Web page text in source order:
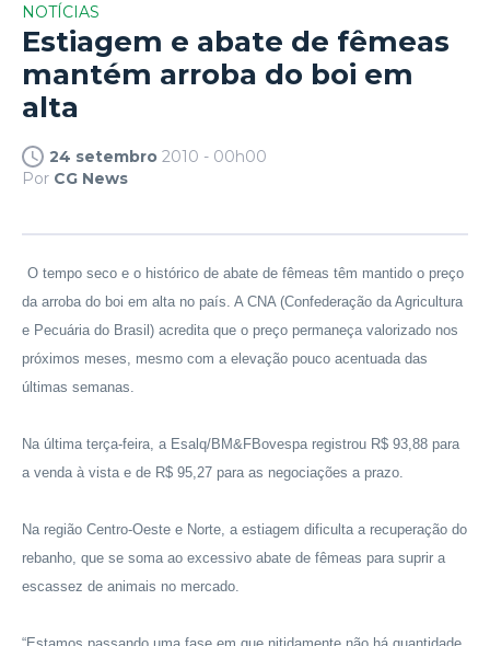
NOTÍCIAS
Estiagem e abate de fêmeas
mantém arroba do boi em
alta
24 setembro 2010 - 00h00
Por CG News
O tempo seco e o histórico de abate de fêmeas têm mantido o preço
da arroba do boi em alta no país. A CNA (Confederação da Agricultura
e Pecuária do Brasil) acredita que o preço permaneça valorizado nos
próximos meses, mesmo com a elevação pouco acentuada das
últimas semanas.
Na última terça-feira, a Esalq/BM&FBovespa registrou R$ 93,88 para
a venda à vista e de R$ 95,27 para as negociações a prazo.
Na região Centro-Oeste e Norte, a estiagem dificulta a recuperação do
rebanho, que se soma ao excessivo abate de fêmeas para suprir a
escassez de animais no mercado.